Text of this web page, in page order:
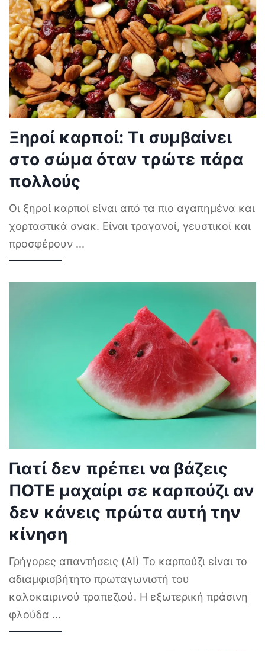
Ξηροί καρποί: Τι συμβαίνει
στο σώμα όταν τρώτε πάρα
πολλούς
Οι ξηροί καρποί είναι από τα πιο αγαπημένα και
χορταστικά σνακ. Είναι τραγανοί, γευστικοί και
προσφέρουν ...
Γιατί δεν πρέπει να βάζεις
ΠΟΤΕ μαχαίρι σε καρπούζι αν
δεν κάνεις πρώτα αυτή την
κίνηση
Γρήγορες απαντήσεις (AI) Το καρπούζι είναι το
αδιαμφισβήτητο πρωταγωνιστή του
καλοκαιρινού τραπεζιού. Η εξωτερική πράσινη
φλούδα ...